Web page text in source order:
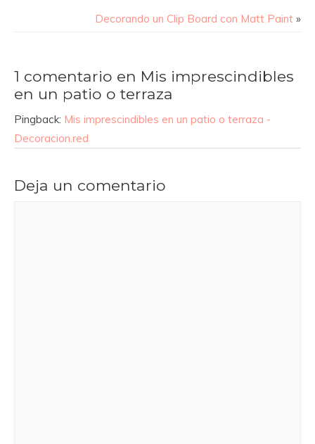
Decorando un Clip Board con Matt Paint »
1 comentario en Mis imprescindibles
en un patio o terraza
Pingback: Mis imprescindibles en un patio o terraza -
Decoracion.red
Deja un comentario